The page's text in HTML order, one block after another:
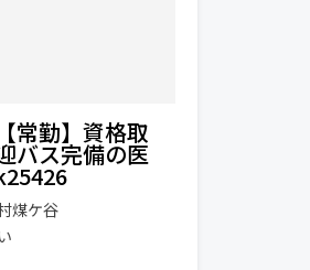
常勤】資格取
バス完備の医
煤ケ谷